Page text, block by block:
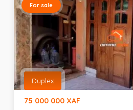
For sale
Duplex
75 000 000 XAF